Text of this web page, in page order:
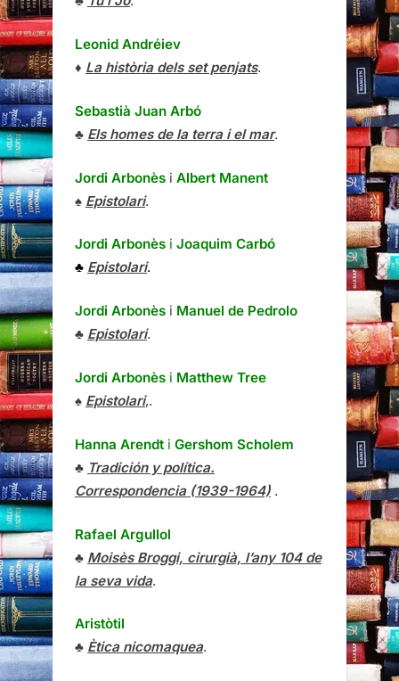
Leonid Andréiev
♦ La història dels set penjats.
Sebastià Juan Arbó
♣ Els homes de la terra i el mar.
Jordi Arbonès i Albert Manent
♠ Epistolari.
Jordi Arbonès i Joaquim Carbó
♣ Epistolari.
Jordi Arbonès i Manuel de Pedrolo
♣ Epistolari.
Jordi Arbonès i Matthew Tree
♠ Epistolari,.
Hanna Arendt i Gershom Scholem
♣ Tradición y política.
Correspondencia (1939-1964) .
Rafael Argullol
♣ Moisès Broggi, cirurgià, l’any 104 de
la seva vida.
Aristòtil
♣ Ètica nicomaquea.